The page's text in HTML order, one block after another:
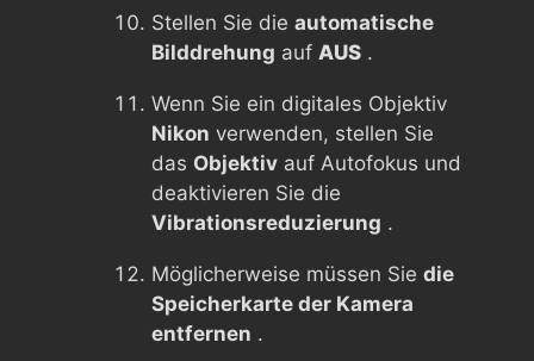
Stellen Sie die automatische
Bilddrehung auf AUS .
Wenn Sie ein digitales Objektiv
Nikon verwenden, stellen Sie
das Objektiv auf Autofokus und
deaktivieren Sie die
Vibrationsreduzierung .
Möglicherweise müssen Sie die
Speicherkarte der Kamera
entfernen .